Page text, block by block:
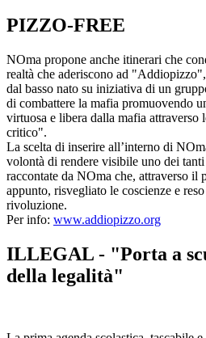
PIZZO-FREE
NOma propone anche itinerari che
realtà che aderiscono ad
dal basso nato su iniziativa di un
di combattere la mafia promuovendo
virtuosa e libera dalla mafia attraverso
critico".
La scelta di inserire all’interno di
volontà di rendere visibile uno dei
raccontate da NOma che, attraverso il
appunto, risvegliato le coscienze e
rivoluzione.
Per info: www.addiopizzo.org
ILLEGAL - "Porta a
della legalità"